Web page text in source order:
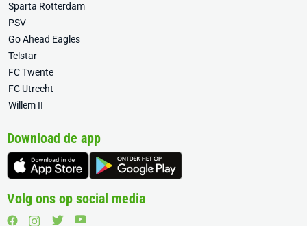
Sparta Rotterdam
PSV
Go Ahead Eagles
Telstar
FC Twente
FC Utrecht
Willem II
Download de app
Volg ons op social media